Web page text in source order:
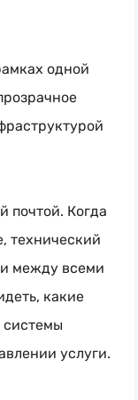
одной
почтой. Когда
технический
между всеми
какие
системы
услуги.